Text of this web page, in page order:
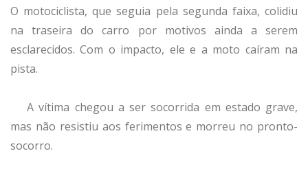
O motociclista, que seguia pela segunda faixa, colidiu
na traseira do carro por motivos ainda a serem
esclarecidos. Com o impacto, ele e a moto caíram na
pista.
A vítima chegou a ser socorrida em estado grave,
mas não resistiu aos ferimentos e morreu no pronto-
socorro.